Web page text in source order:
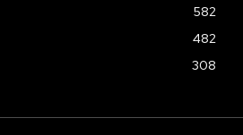
582
482
308